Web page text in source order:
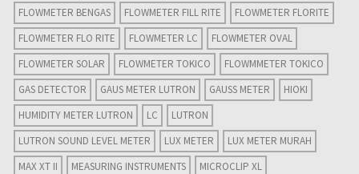
FLOWMETER BENGAS
FLOWMETER FILL RITE
FLOWMETER FLORITE
FLOWMETER FLO RITE
FLOWMETER LC
FLOWMETER OVAL
FLOWMETER SOLAR
FLOWMETER TOKICO
FLOWMMETER TOKICO
GAS DETECTOR
GAUS METER LUTRON GAUSS METER
HIOKI
HUMIDITY METER LUTRON
LC
LUTRON
LUTRON SOUND LEVEL METER
LUX METER
LUX METER MURAH
MAX XT II
MEASURING INSTRUMENTS
MICROCLIP XL